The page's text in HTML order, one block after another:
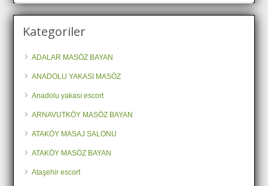
Kategoriler
ADALAR MASÖZ BAYAN
ANADOLU YAKASI MASÖZ
Anadolu yakası escort
ARNAVUTKÖY MASÖZ BAYAN
ATAKÖY MASAJ SALONU
ATAKÖY MASÖZ BAYAN
Ataşehir escort